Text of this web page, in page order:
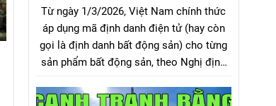
ĐỘNG SẢN
Từ ngày 1/3/2026, Việt Nam chính thức
áp dụng mã định danh điện tử (hay còn
gọi là định danh bất động sản) cho từng
sản phẩm bất động sản, theo Nghị định
31/12/2025, hiệu lực từ 1/3/2026) về xây